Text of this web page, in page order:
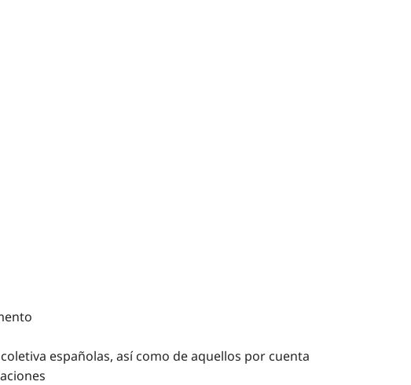
españolas, así como de aquellos por cuenta